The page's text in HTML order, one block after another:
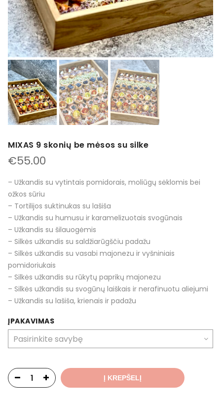
MIXAS 9 skonių be mėsos su silke
€55.00
– Užkandis su vytintais pomidorais, moliūgų sėklomis bei
ožkos sūriu
– Tortilijos suktinukas su lašiša
– Užkandis su humusu ir karamelizuotais svogūnais
– Užkandis su šilauogėmis
– Silkės užkandis su saldžiarūgščiu padažu
– Silkės užkandis su vasabi majonezu ir vyšniniais
pomidoriukais
– Silkės užkandis su rūkytų paprikų majonezu
– Silkės užkandis su svogūnų laiškais ir nerafinuotu aliejumi
– Užkandis su lašiša, krienais ir padažu
ĮPAKAVIMAS
Į KREPŠELĮ